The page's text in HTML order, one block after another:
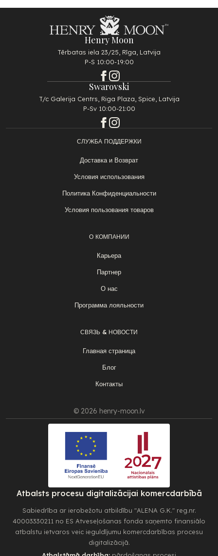
Henry Moon
Tērbatas iela 23/25, Rīga, Latvija
P-S 10:00-19:00
Swarovski
T/c Galerija Centrs, Riga Plaza, Spice, Latvija
P-Sv 10:00-21:00
СЛУЖБА ПОДДЕРЖКИ
Доставка и Возврат
Условия использования
Политика Конфиденциальности
Условия пользования товаров
О КОМПАНИИ
Карьера
Партнер
О нас
Программа лояльности
СВЯЗЬ & НОВОСТИ
Главная страница
Блог
Контакты
© 2026 henry-moon.lv
Atbalsts procesu digitalizācijai komercdarbībā
Sabiedrība ar ierobežotu atbildību "ALENA G.K." reg.nr.
40003330211 no ES Atveseļošanas fonda saņemto finansiālo
atbalstu ietvaros veic ieguldījumu komercdarbības procesu
digitalizācijā.